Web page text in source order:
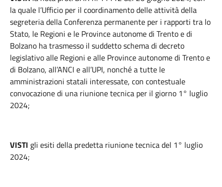
la quale l’Ufficio per il coordinamento delle attività della
segreteria della Conferenza permanente per i rapporti tra lo
Stato, le Regioni e le Province autonome di Trento e di
Bolzano ha trasmesso il suddetto schema di decreto
legislativo alle Regioni e alle Province autonome di Trento e
di Bolzano, all’ANCI e all’UPI, nonché a tutte le
amministrazioni statali interessate, con contestuale
convocazione di una riunione tecnica per il giorno 1° luglio
2024;
VISTI gli esiti della predetta riunione tecnica del 1° luglio
2024;